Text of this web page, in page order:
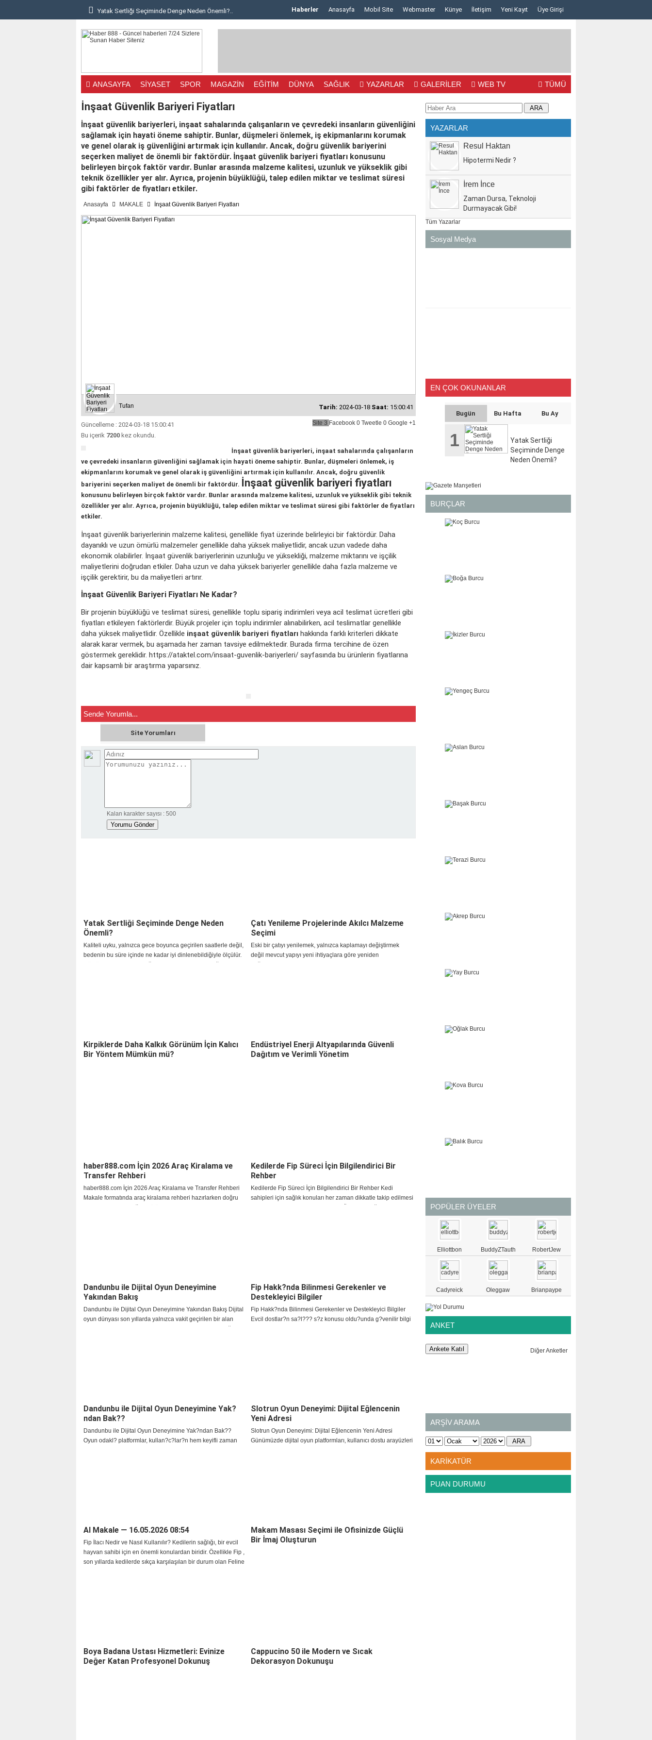
Yatak Sertliği Seçiminde Denge Neden Önemli?..
Çatı Yenileme Projelerinde Akılcı Malzeme Seç..
Lazerden Korktuğunuz İçin Gözlüğe Mahkûm Olma..
İstanbul Pizza Factory Ümraniye’de Lezzet Ara..
Saç Ekimi Nedir ve Nasıl Yapılır? Murat Makas..
Binalarda Enerji Verimliliğinin Geleceği: Yen..
Geleceğin Piyanisti Olarak Gösterilen Fazıl A..
Video yerelleştirme pazarında öne çıkan yeni ..
Ankara’da Sağlıklı Gülüşlerin Adresi: Sincan ..
Haberler Anasayfa Mobil Site Webmaster Künye İletişim Yeni Kayıt Üye Girişi
ANASAYFA SİYASET SPOR MAGAZİN EĞİTİM DÜNYA SAĞLIK YAZARLAR GALERİLER WEB TV TÜMÜ
İnşaat Güvenlik Bariyeri Fiyatları
İnşaat güvenlik bariyerleri, inşaat sahalarında çalışanların ve çevredeki insanların güvenliğini
sağlamak için hayati öneme sahiptir. Bunlar, düşmeleri önlemek, iş ekipmanlarını korumak
ve genel olarak iş güvenliğini artırmak için kullanılır. Ancak, doğru güvenlik bariyerini
seçerken maliyet de önemli bir faktördür. İnşaat güvenlik bariyeri fiyatları konusunu
belirleyen birçok faktör vardır. Bunlar arasında malzeme kalitesi, uzunluk ve yükseklik gibi
teknik özellikler yer alır. Ayrıca, projenin büyüklüğü, talep edilen miktar ve teslimat süresi
gibi faktörler de fiyatları etkiler.
Anasayfa MAKALE İnşaat Güvenlik Bariyeri Fiyatları
Tufan Tarih: 2024-03-18 Saat: 15:00:41
Güncelleme : 2024-03-18 15:00:41
Bu içerik 7200 kez okundu.
Site 3 Facebook 0 Tweetle 0 Google +1
İnşaat güvenlik bariyerleri, inşaat sahalarında çalışanların
ve çevredeki insanların güvenliğini sağlamak için hayati öneme sahiptir. Bunlar, düşmeleri önlemek, iş
ekipmanlarını korumak ve genel olarak iş güvenliğini artırmak için kullanılır. Ancak, doğru güvenlik
bariyerini seçerken maliyet de önemli bir faktördür. İnşaat güvenlik bariyeri fiyatları
konusunu belirleyen birçok faktör vardır. Bunlar arasında malzeme kalitesi, uzunluk ve yükseklik gibi teknik
özellikler yer alır. Ayrıca, projenin büyüklüğü, talep edilen miktar ve teslimat süresi gibi faktörler de fiyatları
etkiler.
İnşaat güvenlik bariyerlerinin malzeme kalitesi, genellikle fiyat üzerinde belirleyici bir faktördür. Daha
dayanıklı ve uzun ömürlü malzemeler genellikle daha yüksek maliyetlidir, ancak uzun vadede daha
ekonomik olabilirler. İnşaat güvenlik bariyerlerinin uzunluğu ve yüksekliği, malzeme miktarını ve işçilik
maliyetlerini doğrudan etkiler. Daha uzun ve daha yüksek bariyerler genellikle daha fazla malzeme ve
işçilik gerektirir, bu da maliyetleri artırır.
İnşaat Güvenlik Bariyeri Fiyatları Ne Kadar?
Bir projenin büyüklüğü ve teslimat süresi, genellikle toplu sipariş indirimleri veya acil teslimat ücretleri gibi
fiyatları etkileyen faktörlerdir. Büyük projeler için toplu indirimler alınabilirken, acil teslimatlar genellikle
daha yüksek maliyetlidir. Özellikle inşaat güvenlik bariyeri fiyatları hakkında farklı kriterleri dikkate
alarak karar vermek, bu aşamada her zaman tavsiye edilmektedir. Burada firma tercihine de özen
göstermek gereklidir. https://ataktel.com/insaat-guvenlik-bariyerleri/ sayfasında bu ürünlerin fiyatlarına
dair kapsamlı bir araştırma yaparsınız.
Sende Yorumla...
Site Yorumları
Kalan karakter sayısı : 500
Yatak Sertliği Seçiminde Denge Neden
Önemli?
Kaliteli uyku, yalnızca gece boyunca geçirilen saatlerle değil,
bedenin bu süre içinde ne kadar iyi dinlenebildiğiyle ölçülür.
Çatı Yenileme Projelerinde Akılcı Malzeme
Seçimi
Eski bir çatıyı yenilemek, yalnızca kaplamayı değiştirmek
değil mevcut yapıyı yeni ihtiyaçlara göre yeniden
Kirpiklerde Daha Kalkık Görünüm İçin Kalıcı
Bir Yöntem Mümkün mü?
Endüstriyel Enerji Altyapılarında Güvenli
Dağıtım ve Verimli Yönetim
haber888.com İçin 2026 Araç Kiralama ve
Transfer Rehberi
haber888.com İçin 2026 Araç Kiralama ve Transfer Rehberi
Makale formatında araç kiralama rehberi hazırlarken doğru
Kedilerde Fip Süreci İçin Bilgilendirici Bir
Rehber
Kedilerde Fip Süreci İçin Bilgilendirici Bir Rehber Kedi
sahipleri için sağlık konuları her zaman dikkatle takip edilmesi
Dandunbu ile Dijital Oyun Deneyimine
Yakından Bakış
Dandunbu ile Dijital Oyun Deneyimine Yakından Bakış Dijital
oyun dünyası son yıllarda yalnızca vakit geçirilen bir alan
Fip Hakk?nda Bilinmesi Gerekenler ve
Destekleyici Bilgiler
Fip Hakk?nda Bilinmesi Gerekenler ve Destekleyici Bilgiler
Evcil dostlar?n sa?l??? s?z konusu oldu?unda g?venilir bilgi
Dandunbu ile Dijital Oyun Deneyimine Yak?
ndan Bak??
Dandunbu ile Dijital Oyun Deneyimine Yak?ndan Bak??
Oyun odakl? platformlar, kullan?c?lar?n hem keyifli zaman
Slotrun Oyun Deneyimi: Dijital Eğlencenin
Yeni Adresi
Slotrun Oyun Deneyimi: Dijital Eğlencenin Yeni Adresi
Günümüzde dijital oyun platformları, kullanıcı dostu arayüzleri
AI Makale — 16.05.2026 08:54
Fip İlacı Nedir ve Nasıl Kullanılır? Kedilerin sağlığı, bir evcil
hayvan sahibi için en önemli konulardan biridir. Özellikle Fip ,
son yıllarda kedilerde sıkça karşılaşılan bir durum olan Feline
Makam Masası Seçimi ile Ofisinizde Güçlü
Bir İmaj Oluşturun
Boya Badana Ustası Hizmetleri: Evinize
Değer Katan Profesyonel Dokunuş
Cappucino 50 ile Modern ve Sıcak
Dekorasyon Dokunuşu
YAZARLAR
Resul Haktan
Hipotermi Nedir ?
İrem İnce
Zaman Dursa, Teknoloji
Durmayacak Gibi!
Tüm Yazarlar
Sosyal Medya
EN ÇOK OKUNANLAR
Bugün Bu Hafta Bu Ay
1
Yatak Sertliği
Seçiminde Denge
Neden Önemli?
BURÇLAR
POPÜLER ÜYELER
Elliottbon BuddyZTauth RobertJew
Cadyreick Oleggaw Brianpaype
ANKET
Diğer Anketler
ARŞİV ARAMA
KARİKATÜR
PUAN DURUMU